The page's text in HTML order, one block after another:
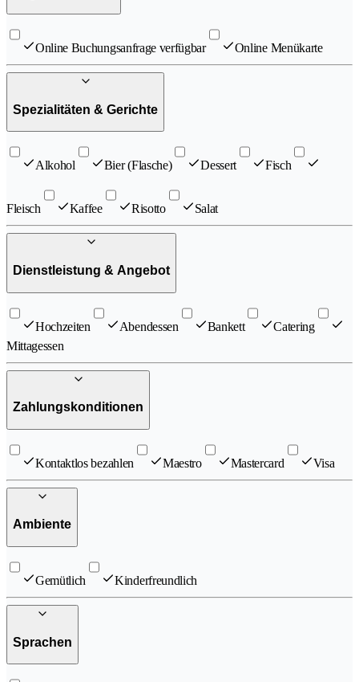
Online Buchungsanfrage verfügbar Online Menükarte
Spezialitäten & Gerichte
Alkohol Bier (Flasche) Dessert Fisch
Fleisch Kaffee Risotto Salat
Dienstleistung & Angebot
Hochzeiten Abendessen Bankett
Catering
Mittagessen
Zahlungskonditionen
Kontaktlos bezahlen Maestro Mastercard Visa
Ambiente
Gemütlich Kinderfreundlich
Sprachen